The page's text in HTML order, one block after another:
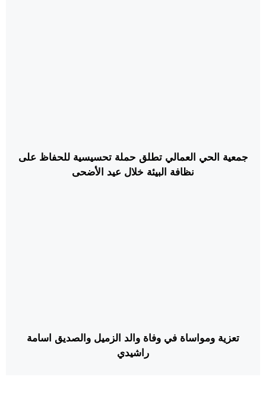
جمعية الحي العمالي تطلق حملة تحسيسية للحفاظ على
نظافة البيئة خلال عيد الأضحى
تعزية ومواساة في وفاة والد الزميل والصديق اسامة
راشيدي